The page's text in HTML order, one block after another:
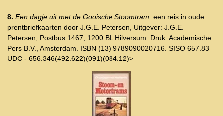
8. Een dagje uit met de Gooische Stoomtram: een reis in oude
prentbriefkaarten door J.G.E. Petersen, Uitgever: J.G.E.
Petersen, Postbus 1467, 1200 BL Hilversum. Druk: Academische
Pers B.V., Amsterdam. ISBN (13) 9789090020716. SISO 657.83
UDC - 656.346(492.622)(091)(084.12)>